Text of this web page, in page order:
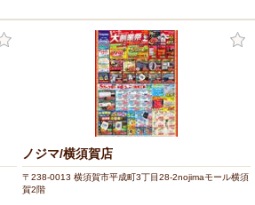
ノジマ/横須賀店
〒238-0013 横須賀市平成町3丁目28-2nojimaモール横須
賀2階